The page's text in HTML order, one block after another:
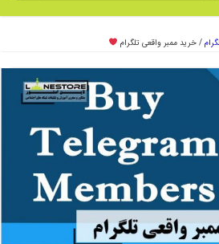
/ خرید ممبر واقعی تلگرام